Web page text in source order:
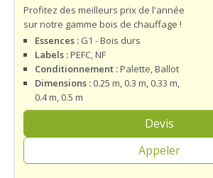
BLOG
ESPACE PRO
Profitez des meilleurs prix de l'année
sur notre gamme bois de chauffage !
Essences : G1 - Bois durs
Labels :PEFC, NF
Conditionnement :Palette, Ballot
Dimensions : 0.25 m, 0.3 m, 0.33 m,
0.4 m, 0.5 m
Devis
Appeler